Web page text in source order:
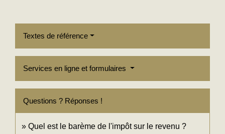
Textes de référence
Services en ligne et formulaires
Questions ? Réponses !
Quel est le barème de l'impôt sur le revenu ?